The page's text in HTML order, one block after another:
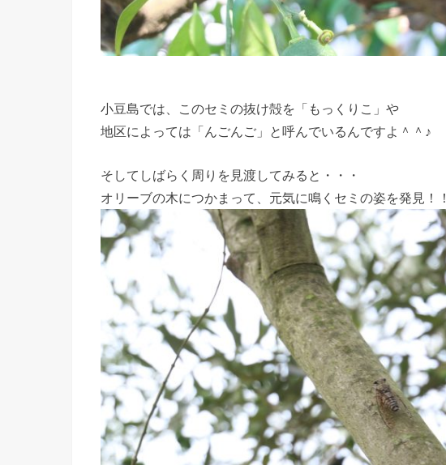
小豆島では、このセミの抜け殻を「もっくりこ」や
地区によっては「んごんご」と呼んでいるんですよ＾＾♪
そしてしばらく周りを見渡してみると・・・
オリーブの木につかまって、元気に鳴くセミの姿を発見！！